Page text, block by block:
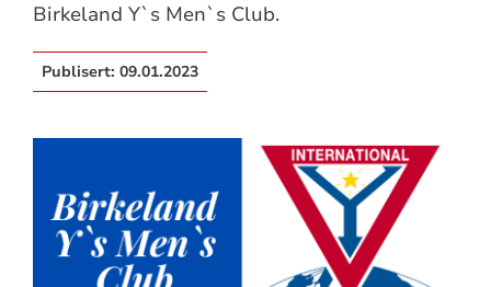
Birkeland Y`s Men`s Club.
Publisert: 09.01.2023